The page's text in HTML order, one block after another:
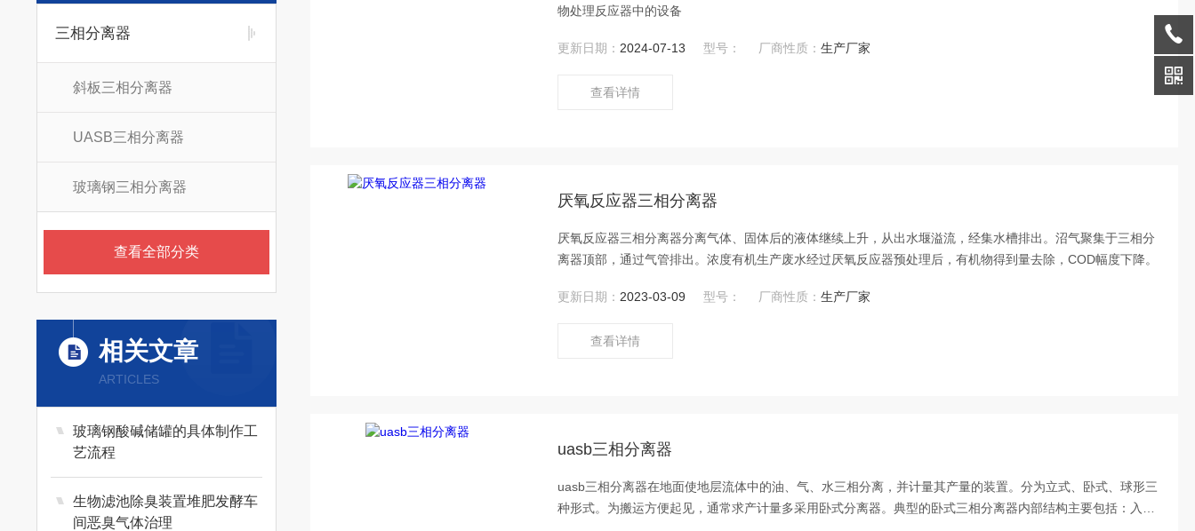
三相分离器
斜板三相分离器
UASB三相分离器
玻璃钢三相分离器
查看全部分类
相关文章
ARTICLES
玻璃钢酸碱储罐的具体制作工
艺流程
生物滤池除臭装置堆肥发酵车
间恶臭气体治理
物处理反应器中的设备
更新日期： 2024-07-13 型号： 厂商性质：生产厂家
查看详情
厌氧反应器三相分离器
厌氧反应器三相分离器分离气体、固体后的液体继续上升，从出水堰溢流，经集水槽排出。沼气聚集于三相分
离器顶部，通过气管排出。浓度有机生产废水经过厌氧反应器预处理后，有机物得到量去除，COD幅度下降。
更新日期： 2023-03-09 型号： 厂商性质：生产厂家
查看详情
uasb三相分离器
uasb三相分离器在地面使地层流体中的油、气、水三相分离，并计量其产量的装置。分为立式、卧式、球形三
种形式。为搬运方便起见，通常求产计量多采用卧式分离器。典型的卧式三相分离器内部结构主要包括：入口